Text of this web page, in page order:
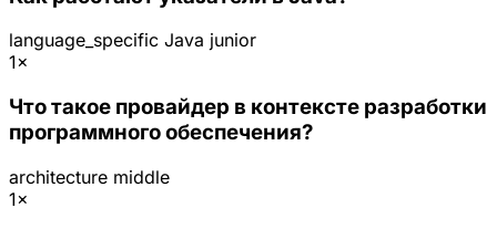
language_specific Java junior
1×
Что такое провайдер в контексте разработки
программного обеспечения?
architecture middle
1×